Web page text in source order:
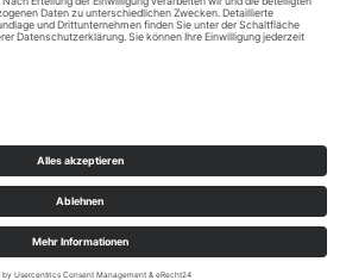
VON
| THEME: DARA VON
AUTOMATTIC.